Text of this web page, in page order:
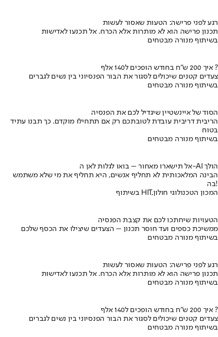
רגע לפני פרישה: הטעות שאסור לעשות
תכנון פרישה הוא לא מותרות אלא הכרח. אל תכנעו לאדישות
בשיתוף מנורה מבטחים
איך 200 ש"ח בחודש הופכים ל140 אלף ?
צעדים קטנים שיכולים לסגור את הבור הפנסיוני בין נשים לגברים
בשיתוף מנורה מבטחים
הסוד של איינשטיין שיגדיל לכם את הפנסיה
הריבית דריבית עובדת לטובתכם רק אם תתחילו מוקדם. כך תבנו עתיד
בטוח
בשיתוף מנורה מבטחים
אל תישארו מאחור – בואו לגלות לאן ה-AI הולך
הבינה המלאכותית לא תחליף אנשים, היא תחליף את מי שלא משתמש
בה!
בשיתוף HIT,המכון הטכנולוגי חולון
הטעויות שיחתכו לכם את קצבת הפנסיה
ממשיכת כספים ועד חוסר תכנון – הצעדים שיצילו את הכסף שלכם
בשיתוף מנורה מבטחים
רגע לפני פרישה: הטעות שאסור לעשות
תכנון פרישה הוא לא מותרות אלא הכרח. אל תכנעו לאדישות
בשיתוף מנורה מבטחים
איך 200 ש"ח בחודש הופכים ל140 אלף ?
צעדים קטנים שיכולים לסגור את הבור הפנסיוני בין נשים לגברים
בשיתוף מנורה מבטחים